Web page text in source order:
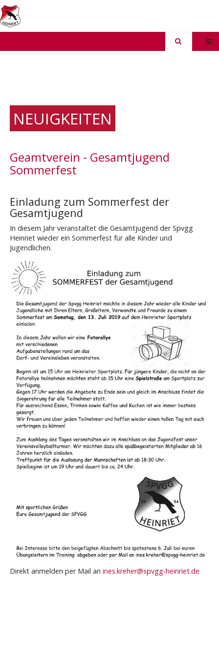
NEUIGKEITEN
Geamtverein - Gesamtjugend
Sommerfest
Einladung zum Sommerfest der
Gesamtjugend
In diesem Jahr veranstaltet die Gesamtjugend der Spvgg
Heinriet wieder ein Sommerfest für alle Kinder und
Jugendlichen.
Direkt anmelden per Mail an ines.kreher@spvgg-heinriet.de